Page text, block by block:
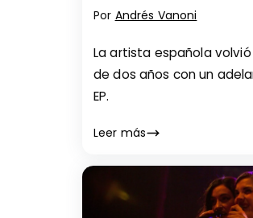
Por Andrés Vanoni
La artista española
de dos años con un
EP.
Leer más